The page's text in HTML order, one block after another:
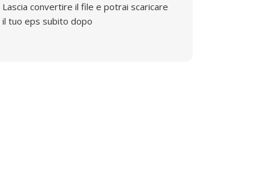
Lascia convertire il file e potrai scaricare
il tuo eps subito dopo